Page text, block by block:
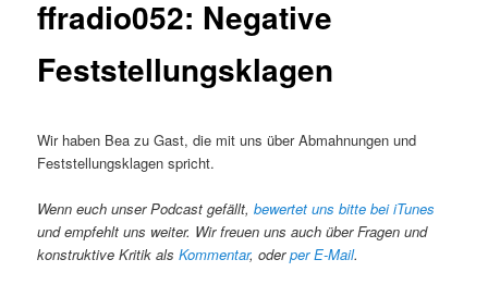
ffradio052: Negative
Feststellungsklagen
Wir haben Bea zu Gast, die mit uns über Abmahnungen und
Feststellungsklagen spricht.
Wenn euch unser Podcast gefällt,bewertet uns bitte bei iTunes
und empfehlt uns weiter. Wir freuen uns auch über Fragen und
konstruktive Kritik alsKommentar, oderper E-Mail.